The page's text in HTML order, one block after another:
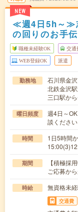
NEW
≪週4日5h～≫
の回りのお手
職種未経験OK 交通
WEB登録OK 派遣
勤務地
石川県金
北鉄金沢
三口駅か
曜日頻度
週4日～
談ください
時間
1日5時間
期間
【積極採
ご応募か
時給 無資格未
交通費